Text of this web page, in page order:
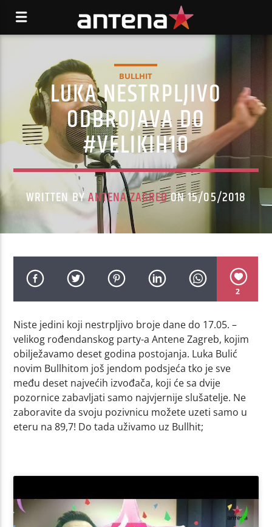
BULLHIT
LUKA NESTRPLJIVO
ODBROJAVA DO
#VELIKIH10
WRITTEN BYANTENA ZAGREBON 15/05/2018
2
Niste jedini koji nestrpljivo broje dane do 17.05. –
velikog rođendanskog party-a Antene Zagreb, kojim
obilježavamo deset godina postojanja. Luka Bulić
novim Bullhitom još jendom podsjeća tko je sve
među deset najvećih izvođača, koji će sa dvije
pozornice zabavljati samo najvjernije slušatelje. Ne
zaboravite da svoju pozivnicu možete uzeti samo u
eteru na 89,7! Do tada uživamo uz Bullhit;